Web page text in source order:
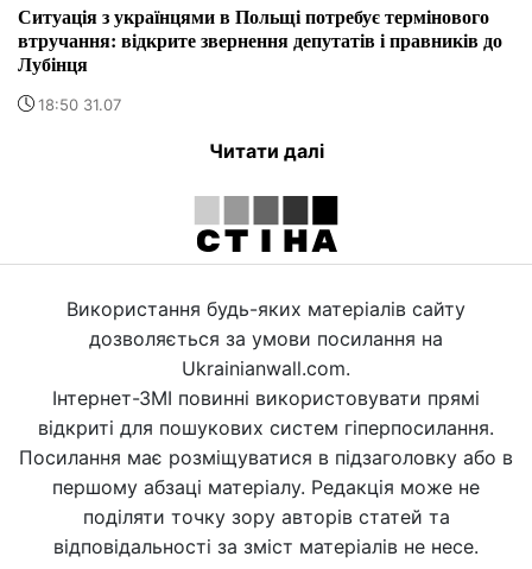
Ситуація з українцями в Польщі потребує термінового
втручання: відкрите звернення депутатів і правників до
Лубінця
18:50 31.07
Читати далі
Використання будь-яких матеріалів сайту
дозволяється за умови посилання на
Ukrainianwall.com.
Інтернет-ЗМІ повинні використовувати прямі
відкриті для пошукових систем гіперпосилання.
Посилання має розміщуватися в підзаголовку або в
першому абзаці матеріалу. Редакція може не
поділяти точку зору авторів статей та
відповідальності за зміст матеріалів не несе.